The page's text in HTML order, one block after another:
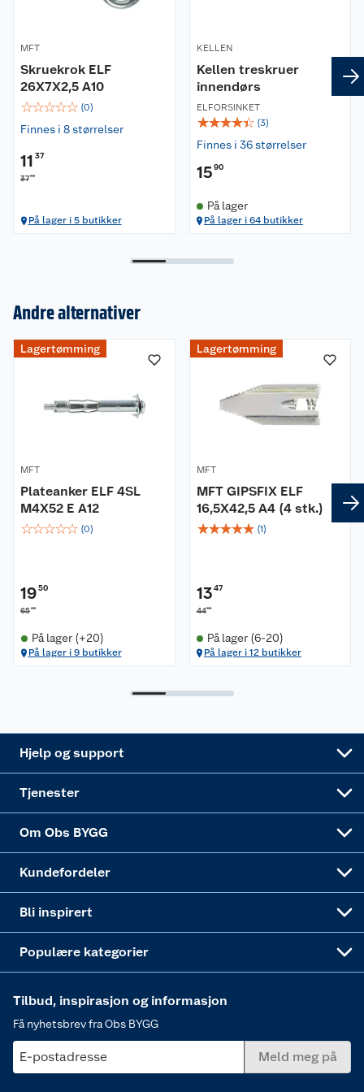
MFT
Skruekrok ELF
26X7X2,5 A10
☆☆☆☆☆ (0)
Finnes i 8 størrelser
11 37
3790
På lager i 5 butikker
KELLEN
Kellen treskruer
innendørs
ELFORSINKET
☆☆☆☆☆ (3)
Finnes i 36 størrelser
15 90
På lager
På lager i 64 butikker
Andre alternativer
Lagertømming
MFT
Plateanker ELF 4SL
M4X52 E A12
☆☆☆☆☆ (0)
1950
6500
På lager (+20)
På lager i 9 butikker
Lagertømming
MFT
MFT GIPSFIX ELF
16,5X42,5 A4 (4 stk.)
☆☆☆☆☆ (1)
13 47
4490
På lager (6-20)
På lager i 12 butikker
Hjelp og support
Kontakt oss
Retur- og angrerett
Ofte stilte spørsmål
Tjenester
Leie tilhenger
Om Obs BYGG
Om oss
Våre kjeder
Kjøpsvilkår
Cookies
Bærekraft
Kundefordeler
Åpent kjøp
Retur av el-avfall
Bli inspirert
Hageinspirasjon
Oppussing med innemaling
Et varmere hjem
Populære kategorier
Gulv
Tilbud, inspirasjon og informasjon
Få nyhetsbrev fra Obs BYGG
E-postadresse Meld meg på